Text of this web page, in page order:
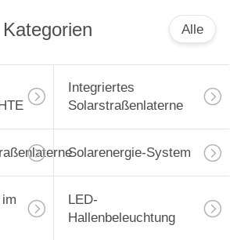
Alle
Integriertes
Solarstraßenlaterne
Solarenergie-System
LED-
Hallenbeleuchtung